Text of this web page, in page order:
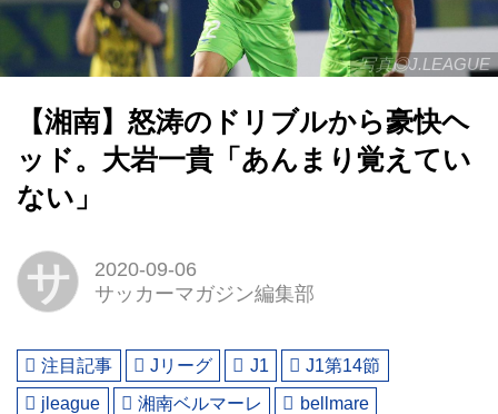
写真◎J.LEAGUE
【湘南】怒涛のドリブルから豪快ヘ
ッド。大岩一貴「あんまり覚えてい
ない」
サ
2020-09-06
サッカーマガジン編集部
注目記事 Jリーグ J1
J1第14節
jleague
湘南ベルマーレ
bellmare